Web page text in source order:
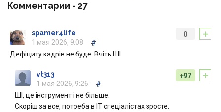
Комментарии - 27
+
0
spamer4life
1 мая 2026, 9:08
#
Дефіциту кадрів не буде. Вчіть ШІ
+
+97
vt313
1 мая 2026, 9:26
#
ШІ, це інструмент і не більше.
Скоріш за все, потреба в ІТ спеціалістах зросте.